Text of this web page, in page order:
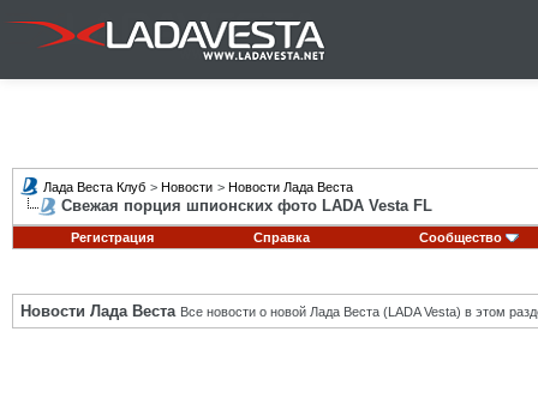
Лада Веста Клуб > Новости > Новости Лада Веста
Свежая порция шпионских фото LADA Vesta FL
Регистрация Справка Сообщество
Новости Лада Веста Все новости о новой Лада Веста (LADA Vesta) в этом